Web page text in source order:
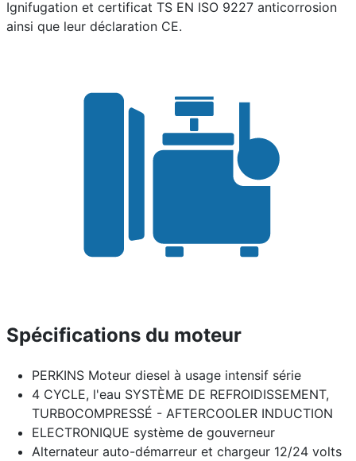
Ignifugation et certificat TS EN ISO 9227 anticorrosion
ainsi que leur déclaration CE.
Spécifications du moteur
PERKINS Moteur diesel à usage intensif série
4 CYCLE, l'eau SYSTÈME DE REFROIDISSEMENT,
TURBOCOMPRESSÉ - AFTERCOOLER INDUCTION
ELECTRONIQUE système de gouverneur
Alternateur auto-démarreur et chargeur 12/24 volts